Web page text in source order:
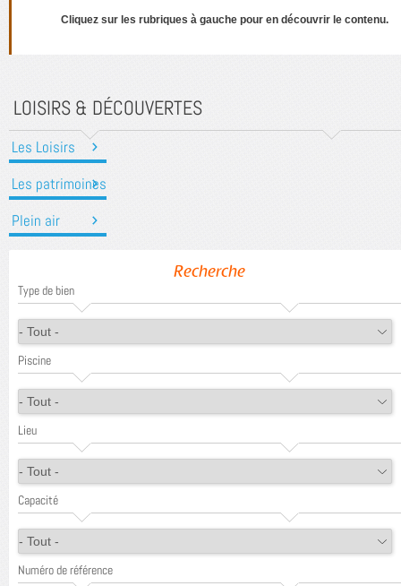
LOISIRS & DÉCOUVERTES
Les Loisirs
Les patrimoines
Plein air
Recherche
Type de bien
Piscine
Lieu
Capacité
Numéro de référence
Cliquez sur les rubriques à gauche pour en découvrir le contenu.